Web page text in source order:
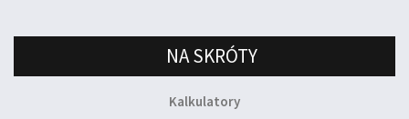
NA SKRÓTY
Kalkulatory